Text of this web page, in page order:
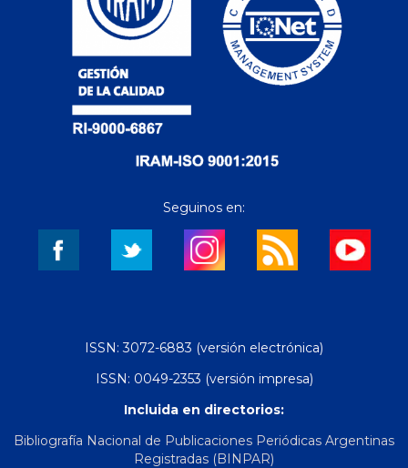
Seguinos en:
ISSN: 3072-6883 (versión electrónica)
ISSN: 0049-2353 (versión impresa)
Incluida en directorios:
Bibliografía Nacional de Publicaciones Periódicas Argentinas
Registradas (BINPAR)